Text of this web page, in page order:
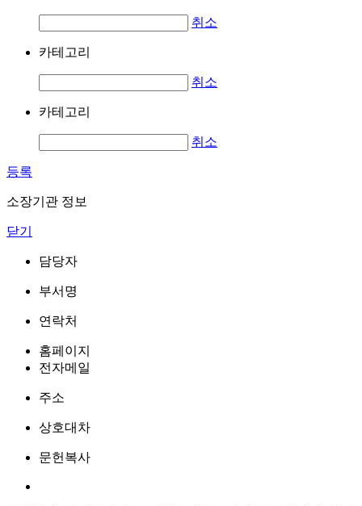
취소
카테고리
취소
카테고리
취소
등록
소장기관 정보
닫기
담당자
부서명
연락처
홈페이지
전자메일
주소
상호대차
문헌복사